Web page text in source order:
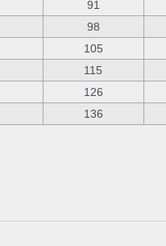
91
98
105
115
126
136